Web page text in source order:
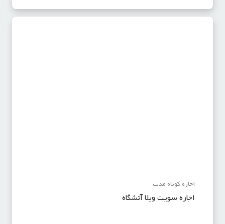
اجاره کوتاه مدت
اجاره سویت ویلا آتشگاه